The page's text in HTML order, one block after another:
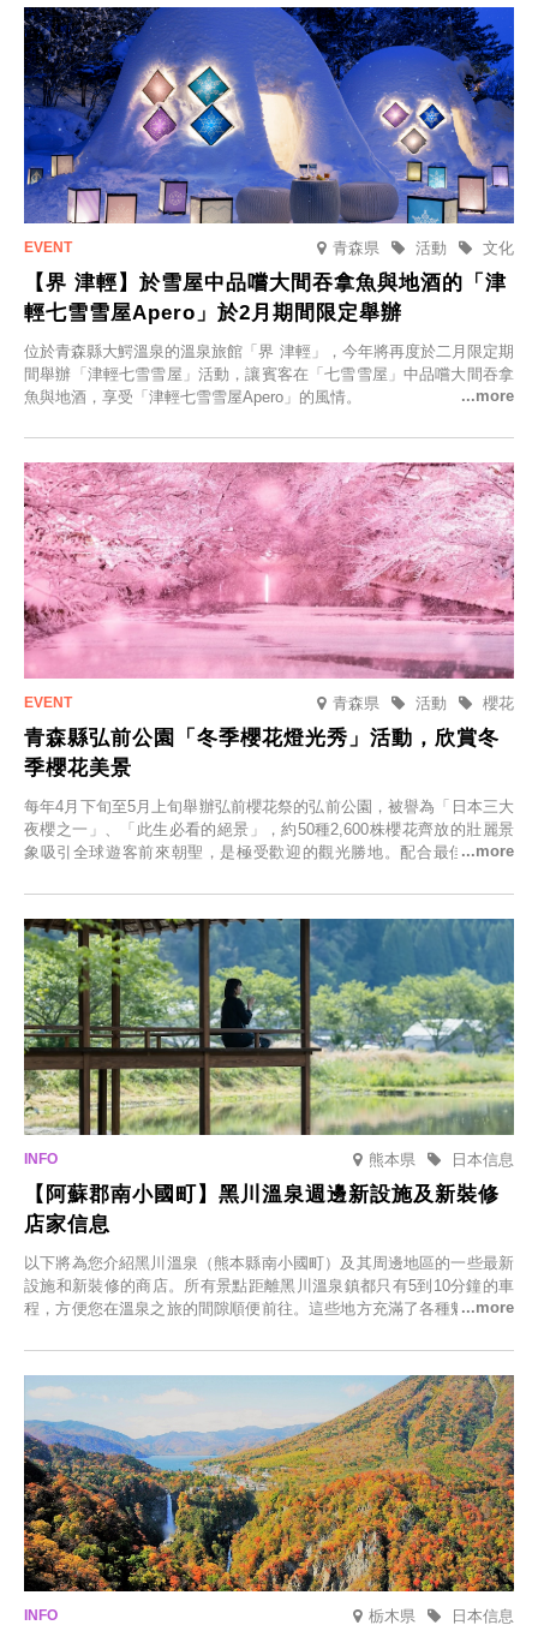
青森県 文化
活動
【界 津輕】於雪屋中品嚐大間吞拿魚與地酒的「津
輕七雪雪屋Apero」於2月期間限定舉辦
位於青森縣大鰐溫泉的溫泉旅館「界 津輕」，今年將再度於二月限定期
間舉辦「津輕七雪雪屋」活動，讓賓客在「七雪雪屋」中品嚐大間吞拿
魚與地酒，享受「津輕七雪雪屋Apero」的風情。
青森県 櫻花
活動
青森縣弘前公園「冬季櫻花燈光秀」活動，欣賞冬
季櫻花美景
每年4月下旬至5月上旬舉辦弘前櫻花祭的弘前公園，被譽為「日本三大
夜櫻之一」、「此生必看的絕景」，約50種2,600株櫻花齊放的壯麗景
象吸引全球遊客前來朝聖，是極受歡迎的觀光勝地。配合最佳觀雪時
「冬季櫻花燈光秀」。
熊本県 日本信息
【阿蘇郡南小國町】黑川溫泉週邊新設施及新裝修
店家信息
以下將為您介紹黑川溫泉（熊本縣南小國町）及其周邊地區的一些最新
設施和新裝修的商店。所有景點距離黑川溫泉鎮都只有5到10分鐘的車
程，方便您在溫泉之旅的間隙順便前往。這些地方充滿了各種魅力，包
食材的餐廳。讓您體驗黑川溫泉的全新樂趣。
栃木県 日本信息